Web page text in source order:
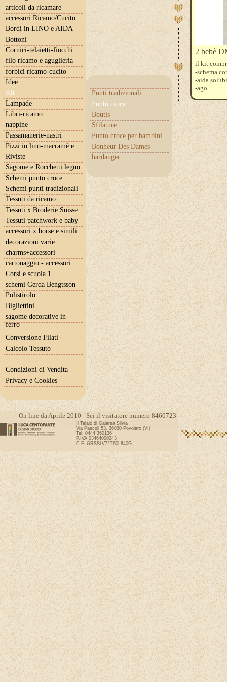
articoli da ricamare
accessori Ricamo/Cucito
Bordi in LINO e AIDA
Bottoni
Cornici-telaietti-fiocchi
filo ricamo e aguglieria
forbici ricamo-cucito
Idee
Kit
Punti tradizionali
Punto croce
Boutis
Sfilature
Punto croce per bambini
Bonheur Des Dames
hardanger
Lampade
Libri-ricamo
nappine
Passamanerie-nastri
Pizzi in lino-macramè e..
Riviste
Sagome e Rocchetti legno
Schemi punto croce
Schemi punti tradizionali
Tessuti da ricamo
Tessuti x Broderie Suisse
Tessuti patchwork e baby
accessori x borse e simili
decorazioni varie
charms+accessori
cartonaggio - accessori
Corsi e scuola 1
schemi Gerda Bengtsson
Polistirolo
Bigliettini
sagome decorative in
ferro
Conversione Filati
Calcolo Tessuto
Condizioni di Vendita
Privacy e Cookies
2 bebè
il kit
-schema
-aida
-ago
On line da Aprile 2010 - Sei il visitatore numero 8460723
Il Telaio di Gaiarsa Silvia
Via Pascoli 53, 36030 Povolaro (VI)
Tel: 0444 360136
P.IVA 03464000243
C.F. GRSSLV72T60L840G